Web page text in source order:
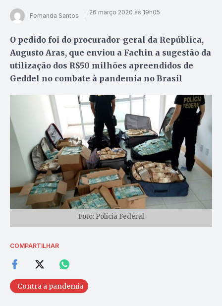
Fernanda Santos 26 março 2020 às 19h05
O pedido foi do procurador-geral da República,
Augusto Aras, que enviou a Fachin a sugestão da
utilização dos R$50 milhões apreendidos de
Geddel no combate à pandemia no Brasil
Foto: Polícia Federal
COMPARTILHAR
Contra a pandemia